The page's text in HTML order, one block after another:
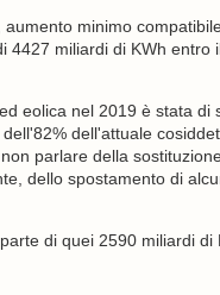
minimo
miliardi di KWh entro
eolica nel 2019 è stata di
dell'attuale
parlare della
dello spostamento di
di quei 2590 miliardi